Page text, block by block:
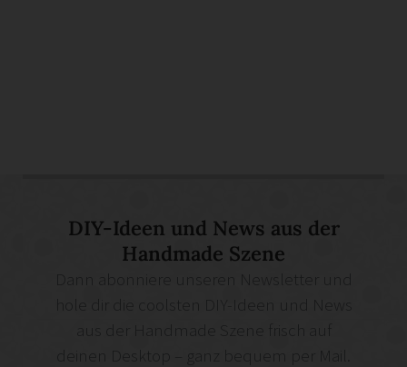
DIY-Ideen und News aus der
Handmade Szene
deinen Desktop – ganz bequem per Mail.